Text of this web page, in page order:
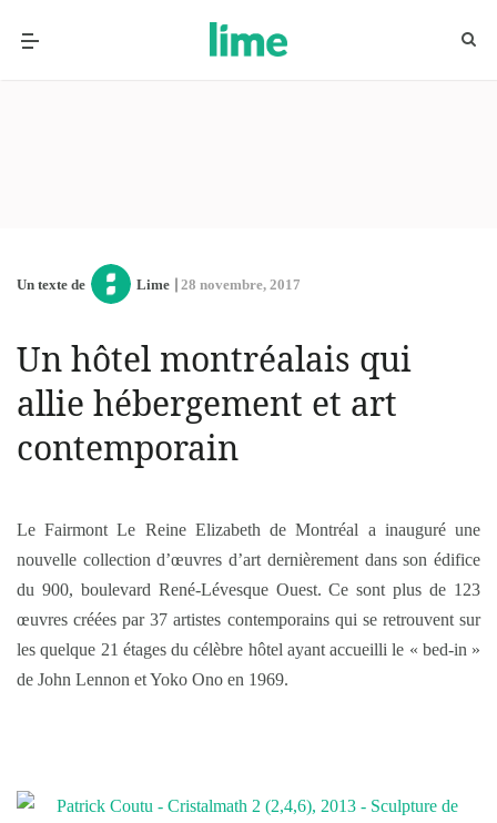
Un texte de Lime 28 novembre, 2017
Un hôtel montréalais qui
allie hébergement et art
contemporain
Le Fairmont Le Reine Elizabeth de Montréal a inauguré une
nouvelle collection d’œuvres d’art dernièrement dans son édifice
du 900, boulevard René-Lévesque Ouest. Ce sont plus de 123
œuvres créées par 37 artistes contemporains qui se retrouvent sur
les quelque 21 étages du célèbre hôtel ayant accueilli le « bed-in »
de John Lennon et Yoko Ono en 1969.